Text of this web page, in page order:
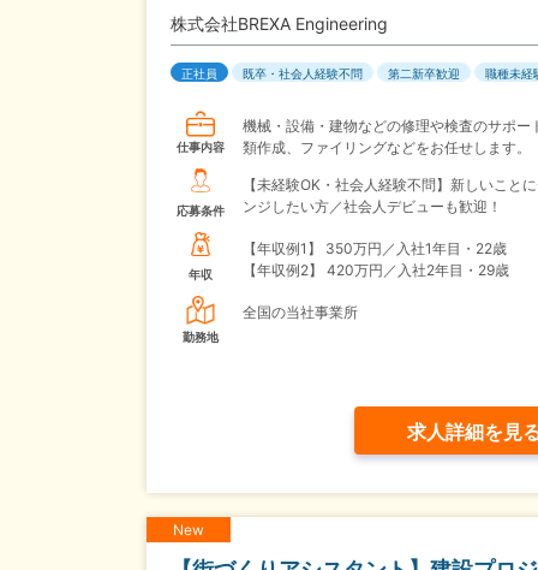
株式会社BREXA Engineering
正社員 既卒・社会人経験不問 第二新卒歓迎 職種未経
仕事内容
機械・設備・建物などの修理や検査のサポー
類作成、ファイリングなどをお任せします。
応募条件
【未経験OK・社会人経験不問】新しいこと
ンジしたい方／社会人デビューも歓迎！
年収
【年収例1】
350万円／入社1年目・22歳
【年収例2】
420万円／入社2年目・29歳
勤務地
全国の当社事業所
求人詳細を見
New